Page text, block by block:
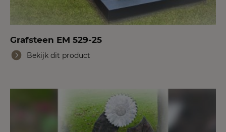
Grafsteen EM 529-25
Bekijk dit product